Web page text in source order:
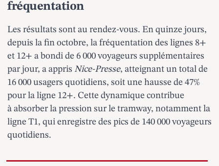
fréquentation
Les résultats sont au rendez-vous. En quinze jours,
depuis la fin octobre, la fréquentation des lignes 8+
et 12+ a bondi de 6 000 voyageurs supplémentaires
par jour, a appris Nice-Presse, atteignant un total de
16 000 usagers quotidiens, soit une hausse de 47%
pour la ligne 12+. Cette dynamique contribue
à absorber la pression sur le tramway, notamment la
ligne T1, qui enregistre des pics de 140 000 voyageurs
quotidiens.